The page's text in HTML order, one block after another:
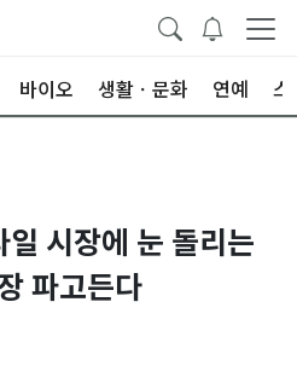
바이오 생활ㆍ문화 연예 스
시장에 눈 돌리는
파고든다